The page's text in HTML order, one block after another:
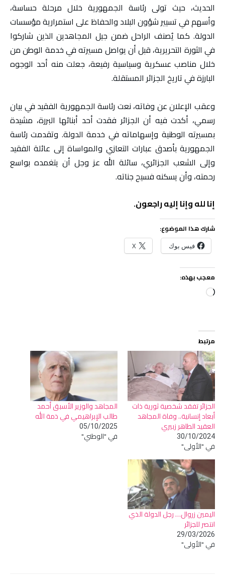
الحديث، حيث تولى رئاسة الجمهورية خلال مرحلة حساسة،
وأسهم في تسيير شؤون البلاد والحفاظ على استمرارية مؤسسات
الدولة. كما يُصنف الراحل ضمن جيل المجاهدين الذين شاركوا
في الثورة التحريرية، قبل أن يواصل مسيرته في خدمة الوطن من
خلال مناصب عسكرية وسياسية رفيعة، جعلت منه أحد الوجوه
البارزة في تاريخ الجزائر المستقلة.
وعقب الإعلان عن وفاته، نعت رئاسة الجمهورية الفقيد في بيان
رسمي، أكدت فيه أن الجزائر فقدت أحد أبنائها البررة، مشيدة
بمسيرته الوطنية وإسهاماته في خدمة الدولة. وتقدمت رئاسة
الجمهورية بأصدق عبارات التعازي والمواساة إلى عائلة الفقيد
وإلى الشعب الجزائري، سائلة الله عز وجل أن يتغمده بواسع
رحمته، وأن يسكنه فسيح جناته.
إنا لله وإنا إليه راجعون.
شارك هذا الموضوع:
فيس بوك X
معجب بهذه:
جاري
مرتبط
الجزائر تفقد شخصية ثورية ذات
أبعاد إنسانية.. وفاة المجاهد
العقيد الطاهر زبيري
30/10/2024
في "الأولى"
المجاهد والوزير الأسبق أحمد
طالب الإبراهيمي في ذمة الله
05/10/2025
في "الوطني"
اليمين زروال… رجل الدولة الذي
انتصر للجزائر
29/03/2026
في "الأولى"